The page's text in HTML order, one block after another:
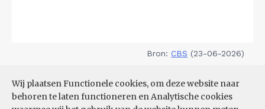
Wij plaatsen Functionele cookies, om deze website naar
behoren te laten functioneren en Analytische cookies
Bron: CBS (23-06-2026)
DEMOGRAFISCHE DRUK
Filters